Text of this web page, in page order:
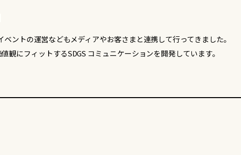
ントの運営などもメディアやお客さまと連携して行ってきました。
観にフィットするSDGS コミュニケーションを開発しています。